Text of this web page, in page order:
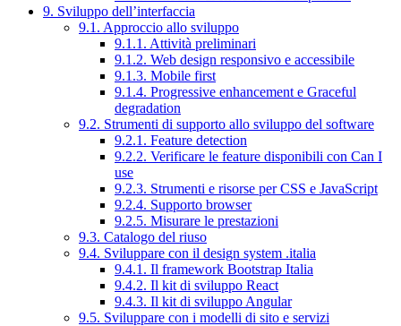
9. Sviluppo dell’interfaccia
9.1. Approccio allo sviluppo
9.1.1. Attività preliminari
9.1.2. Web design responsivo e accessibile
9.1.3. Mobile first
9.1.4. Progressive enhancement e Graceful
degradation
9.2. Strumenti di supporto allo sviluppo del software
9.2.1. Feature detection
9.2.2. Verificare le feature disponibili con Can I
use
9.2.3. Strumenti e risorse per CSS e JavaScript
9.2.4. Supporto browser
9.2.5. Misurare le prestazioni
9.3. Catalogo del riuso
9.4. Sviluppare con il design system .italia
9.4.1. Il framework Bootstrap Italia
9.4.2. Il kit di sviluppo React
9.4.3. Il kit di sviluppo Angular
9.5. Sviluppare con i modelli di sito e servizi